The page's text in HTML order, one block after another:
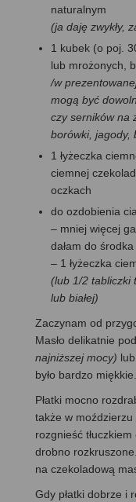
naturalnym
(ja daję zwykły,
1 kubek (o poj.
lub mrożonych,
/w
mogą być
czy serników na
borówki, jagody,
1 łyżeczka
ciemnej
oczkach
do ozdobienia
– mniej więcej
dałam do środka
– 1 łyżeczka
(lub 1/2 tabliczki
lub białej)
Zaczynam od
Masło delikatnie
najniższej mocy)
było bardzo miękkie.
Płatki mocno
także w
rozgnieść
drobno
na czekoladową
Gdy płatki dobrze i